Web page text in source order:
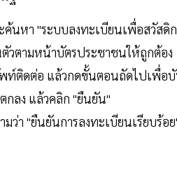
ค้นหา "ระบบลงทะเบียนเพื่อสวัสดิ
วตามหน้าบัตรประชาชนให้ถูกต้อง
ท์ติดต่อ แล้วกดขั้นตอนถัดไปเพื่อ
กลง แล้วคลิก "ยืนยัน"
ว่า "ยืนยันการลงทะเบียนเรียบร้อ